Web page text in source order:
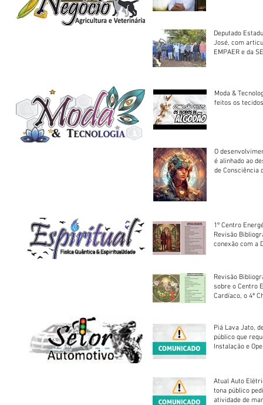
Deputado
José, com
EMPAER e da
Moda &
feitos os
O
é alinhado ao
de Consciência
1º Centro
Revisão
conexão com a
Revisão
sobre o Centro
Cardíaco, o 4ª
Piá Lava Jato,
público que
Instalação e
Atual Auto
tona público
atividade de